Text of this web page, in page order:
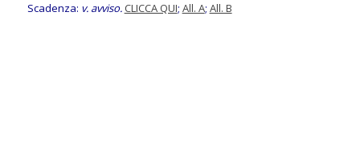
Scadenza: v. avviso. CLICCA QUI; All. A; All. B